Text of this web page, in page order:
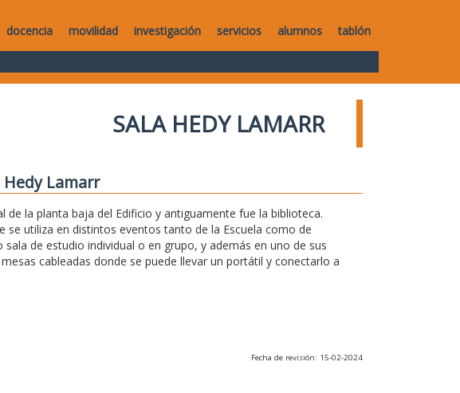
docencia movilidad investigación servicios alumnos tablón
SALA HEDY LAMARR
Hedy Lamarr
de la planta baja del Edificio y antiguamente fue la biblioteca.
se utiliza en distintos eventos tanto de la Escuela como de
de estudio individual o en grupo, y además en uno de sus
cableadas donde se puede llevar un portátil y conectarlo a
Fecha de revisión: 15-02-2024